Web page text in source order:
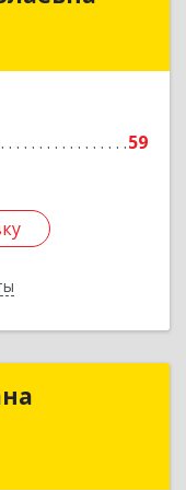
59
Ленина, д. 242,
Светлана